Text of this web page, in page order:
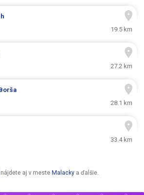
19.5 km
27.2 km
28.1 km
33.4 km
nájdete aj v meste Malacky a ďalšie.